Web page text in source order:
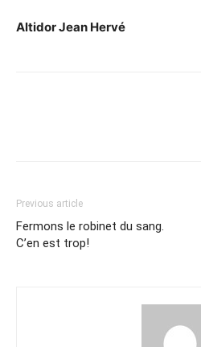
Altidor Jean Hervé
Previous article
Fermons le robinet du sang.
C’en est trop!